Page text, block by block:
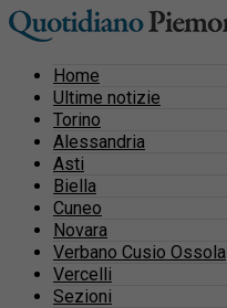
Home
Ultime notizie
Torino
Alessandria
Asti
Biella
Cuneo
Novara
Verbano Cusio Ossola
Vercelli
Sezioni